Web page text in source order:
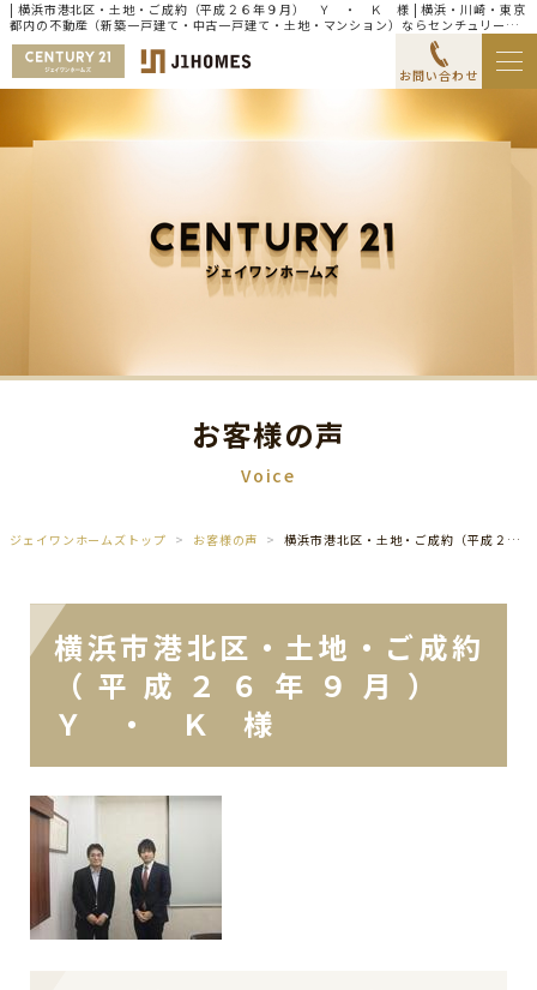
| 横浜市港北区・土地・ご成約（平成２６年９月） Ｙ ・ Ｋ 様 | 横浜・川崎・東京
都内の不動産（新築一戸建て・中古一戸建て・土地・マンション）ならセンチュリー21
ジェイワンホームズ
お問い合わせ
お客様の声
Voice
ジェイワンホームズトップ お客様の声 横浜市港北区・土地・ご成約（平成２６年９月） Ｙ ・ Ｋ 様
横浜市港北区・土地・ご成約
（平成２６年９月）
Ｙ ・ Ｋ 様